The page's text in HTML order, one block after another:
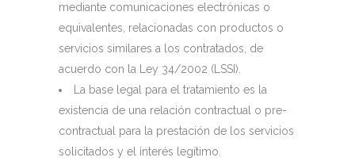
mediante comunicaciones electrónicas o
equivalentes, relacionadas con productos o
servicios similares a los contratados, de
acuerdo con la Ley 34/2002 (LSSI).
La base legal para el tratamiento es la
existencia de una relación contractual o pre-
contractual para la prestación de los servicios
solicitados y el interés legítimo.